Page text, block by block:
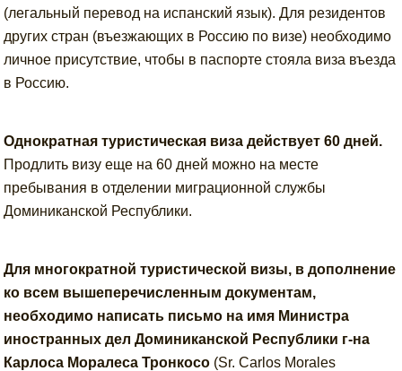
(легальный перевод на испанский язык). Для резидентов
других стран (въезжающих в Россию по визе) необходимо
личное присутствие, чтобы в паспорте стояла виза въезда
в Россию.
Однократная туристическая виза действует 60 дней.
Продлить визу еще на 60 дней можно на месте
пребывания в отделении миграционной службы
Доминиканской Республики.
Для многократной туристической визы, в дополнение
ко всем вышеперечисленным документам,
необходимо написать письмо на имя Министра
иностранных дел Доминиканской Республики г-на
Карлоса Моралеса Тронкосо (Sr. Carlos Morales